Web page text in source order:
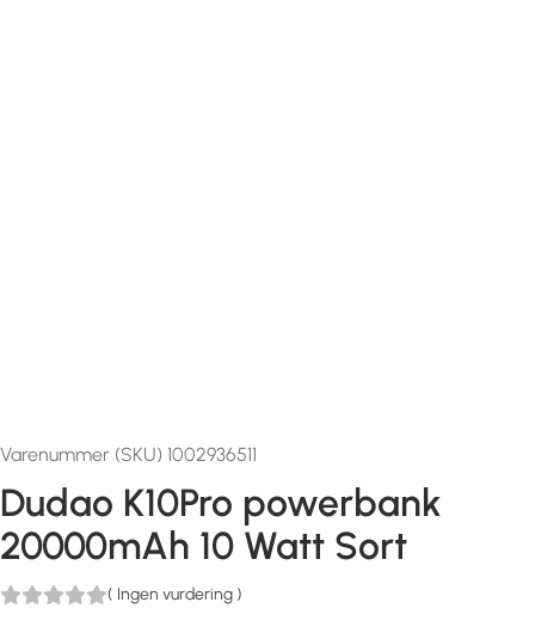
Varenummer (SKU) 1002936511
Dudao K10Pro powerbank
20000mAh 10 Watt Sort
( Ingen vurdering )